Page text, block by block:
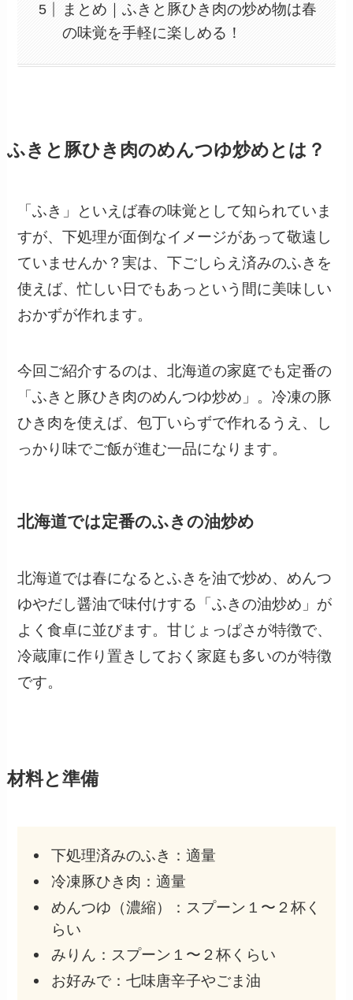
まとめ｜ふきと豚ひき肉の炒め物は春
の味覚を手軽に楽しめる！
ふきと豚ひき肉のめんつゆ炒めとは？
「ふき」といえば春の味覚として知られていま
すが、下処理が面倒なイメージがあって敬遠し
ていませんか？実は、下ごしらえ済みのふきを
使えば、忙しい日でもあっという間に美味しい
おかずが作れます。
今回ご紹介するのは、北海道の家庭でも定番の
「ふきと豚ひき肉のめんつゆ炒め」。冷凍の豚
ひき肉を使えば、包丁いらずで作れるうえ、し
っかり味でご飯が進む一品になります。
北海道では定番のふきの油炒め
北海道では春になるとふきを油で炒め、めんつ
ゆやだし醤油で味付けする「ふきの油炒め」が
よく食卓に並びます。甘じょっぱさが特徴で、
冷蔵庫に作り置きしておく家庭も多いのが特徴
です。
材料と準備
下処理済みのふき：適量
冷凍豚ひき肉：適量
めんつゆ（濃縮）：スプーン１〜２杯く
らい
みりん：スプーン１〜２杯くらい
お好みで：七味唐辛子やごま油